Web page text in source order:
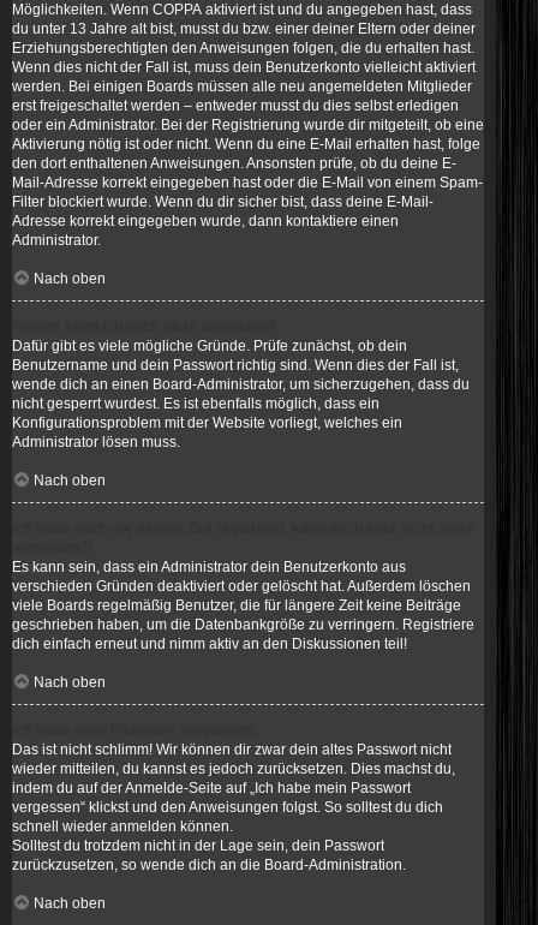
Möglichkeiten. Wenn COPPA aktiviert ist und du angegeben hast, dass
du unter 13 Jahre alt bist, musst du bzw. einer deiner Eltern oder deiner
Erziehungsberechtigten den Anweisungen folgen, die du erhalten hast.
Wenn dies nicht der Fall ist, muss dein Benutzerkonto vielleicht aktiviert
werden. Bei einigen Boards müssen alle neu angemeldeten Mitglieder
erst freigeschaltet werden – entweder musst du dies selbst erledigen
oder ein Administrator. Bei der Registrierung wurde dir mitgeteilt, ob eine
Aktivierung nötig ist oder nicht. Wenn du eine E-Mail erhalten hast, folge
den dort enthaltenen Anweisungen. Ansonsten prüfe, ob du deine E-
Mail-Adresse korrekt eingegeben hast oder die E-Mail von einem Spam-
Filter blockiert wurde. Wenn du dir sicher bist, dass deine E-Mail-
Adresse korrekt eingegeben wurde, dann kontaktiere einen
Administrator.
Nach oben
Dafür gibt es viele mögliche Gründe. Prüfe zunächst, ob dein
Benutzername und dein Passwort richtig sind. Wenn dies der Fall ist,
wende dich an einen Board-Administrator, um sicherzugehen, dass du
nicht gesperrt wurdest. Es ist ebenfalls möglich, dass ein
Konfigurationsproblem mit der Website vorliegt, welches ein
Administrator lösen muss.
Nach oben
Es kann sein, dass ein Administrator dein Benutzerkonto aus
verschieden Gründen deaktiviert oder gelöscht hat. Außerdem löschen
viele Boards regelmäßig Benutzer, die für längere Zeit keine Beiträge
geschrieben haben, um die Datenbankgröße zu verringern. Registriere
dich einfach erneut und nimm aktiv an den Diskussionen teil!
Nach oben
Das ist nicht schlimm! Wir können dir zwar dein altes Passwort nicht
wieder mitteilen, du kannst es jedoch zurücksetzen. Dies machst du,
indem du auf der Anmelde-Seite auf „Ich habe mein Passwort
vergessen“ klickst und den Anweisungen folgst. So solltest du dich
schnell wieder anmelden können.
Solltest du trotzdem nicht in der Lage sein, dein Passwort
zurückzusetzen, so wende dich an die Board-Administration.
Nach oben